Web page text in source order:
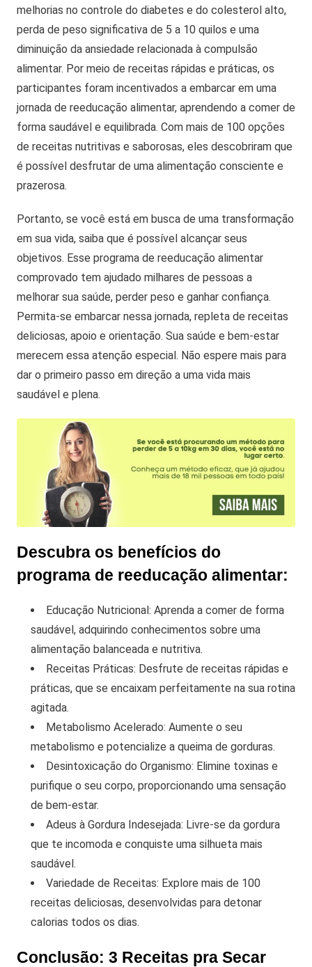
melhorias no controle do diabetes e do colesterol alto,
perda de peso significativa de 5 a 10 quilos e uma
diminuição da ansiedade relacionada à compulsão
alimentar. Por meio de receitas rápidas e práticas, os
participantes foram incentivados a embarcar em uma
jornada de reeducação alimentar, aprendendo a comer de
forma saudável e equilibrada. Com mais de 100 opções
de receitas nutritivas e saborosas, eles descobriram que
é possível desfrutar de uma alimentação consciente e
prazerosa.
Portanto, se você está em busca de uma transformação
em sua vida, saiba que é possível alcançar seus
objetivos. Esse programa de reeducação alimentar
comprovado tem ajudado milhares de pessoas a
melhorar sua saúde, perder peso e ganhar confiança.
Permita-se embarcar nessa jornada, repleta de receitas
deliciosas, apoio e orientação. Sua saúde e bem-estar
merecem essa atenção especial. Não espere mais para
dar o primeiro passo em direção a uma vida mais
saudável e plena.
Descubra os benefícios do
programa de reeducação alimentar:
Educação Nutricional: Aprenda a comer de forma
saudável, adquirindo conhecimentos sobre uma
alimentação balanceada e nutritiva.
Receitas Práticas: Desfrute de receitas rápidas e
práticas, que se encaixam perfeitamente na sua rotina
agitada.
Metabolismo Acelerado: Aumente o seu
metabolismo e potencialize a queima de gorduras.
Desintoxicação do Organismo: Elimine toxinas e
purifique o seu corpo, proporcionando uma sensação
de bem-estar.
Adeus à Gordura Indesejada: Livre-se da gordura
que te incomoda e conquiste uma silhueta mais
saudável.
Variedade de Receitas: Explore mais de 100
receitas deliciosas, desenvolvidas para detonar
calorias todos os dias.
Conclusão: 3 Receitas pra Secar